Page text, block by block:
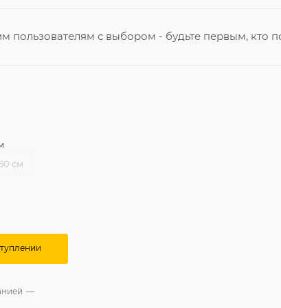
пользователям с выбором - будьте первым, кто
см
—